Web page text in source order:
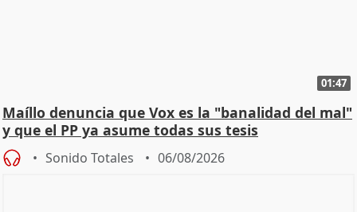
01:47
Maíllo denuncia que Vox es la "banalidad del mal"
y que el PP ya asume todas sus tesis
Sonido Totales 06/08/2026